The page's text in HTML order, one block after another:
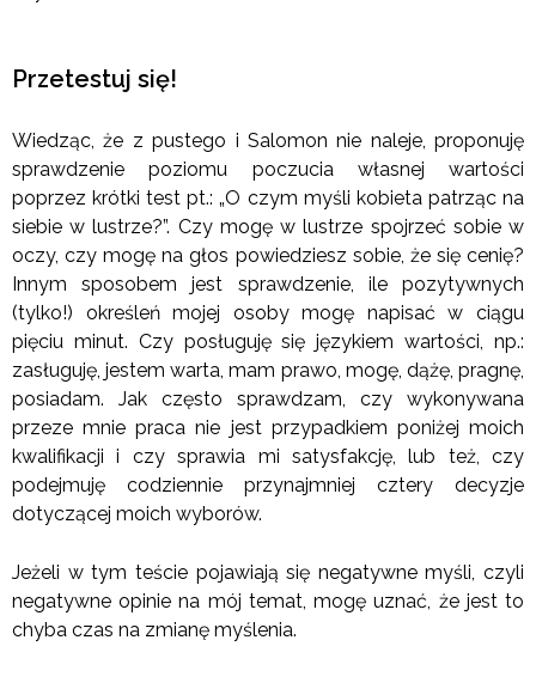
Przetestuj się!
Wiedząc, że z pustego i Salomon nie naleje, proponuję
sprawdzenie poziomu poczucia własnej wartości
poprzez krótki test pt.: „O czym myśli kobieta patrząc na
siebie w lustrze?”. Czy mogę w lustrze spojrzeć sobie w
oczy, czy mogę na głos powiedziesz sobie, że się cenię?
Innym sposobem jest sprawdzenie, ile pozytywnych
(tylko!) określeń mojej osoby mogę napisać w ciągu
pięciu minut. Czy posługuję się językiem wartości, np.:
zasługuję, jestem warta, mam prawo, mogę, dążę, pragnę,
posiadam. Jak często sprawdzam, czy wykonywana
przeze mnie praca nie jest przypadkiem poniżej moich
kwalifikacji i czy sprawia mi satysfakcję, lub też, czy
podejmuję codziennie przynajmniej cztery decyzje
dotyczącej moich wyborów.
Jeżeli w tym teście pojawiają się negatywne myśli, czyli
negatywne opinie na mój temat, mogę uznać, że jest to
chyba czas na zmianę myślenia.